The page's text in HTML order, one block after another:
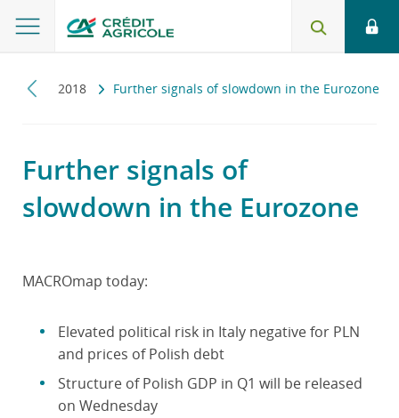
2018 Further signals of slowdown in the Eurozone
Further signals of
slowdown in the Eurozone
MACROmap today:
Elevated political risk in Italy negative for PLN
and prices of Polish debt
Structure of Polish GDP in Q1 will be released
on Wednesday